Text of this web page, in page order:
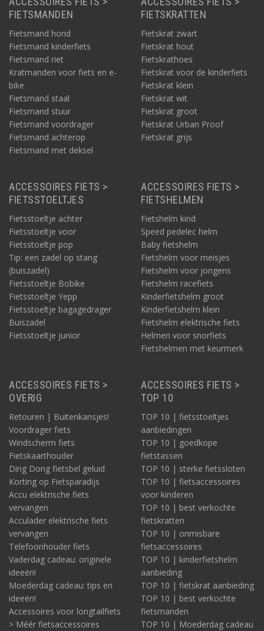
FIETSMANDEN
Fietsmand hond
Fietsmand kinderfiets
Fietsmand riet
Kratmanden voor fiets en e-
bike
Fietsmand staal
Fietsmand stuur
Fietsmand voordrager
Fietsmand achterop
Fietsmand met deksel
FIETSKRATTEN
Fietskrat zwart
Fietskrat hout
Fietskrathoes
Fietskrat voor de kinderfiets
Fietskrat klein
Fietskrat wit
Fietskrat groot
Fietskrat Urban Proof
Fietskrat grijs
ACCESSOIRES FIETS >
FIETSSTOELTJES
Fietsstoeltje achter
Fietsstoeltje voor
Fietsstoeltje pop
Tip: een zadel op stang
(buiszadel)
Fietsstoeltje Bobike
Fietsstoeltje Yepp
Fietsstoeltje bagagedrager
Buiszadel
Fietsstoeltje junior
ACCESSOIRES FIETS >
FIETSHELMEN
Fietshelm kind
Speed pedelec helm
Baby fietshelm
Fietshelm voor meisjes
Fietshelm voor jongens
Fietshelm racefiets
Kinderfietshelm groot
Kinderfietshelm klein
Fietshelm elektrische fiets
Helmen voor snorfiets
Fietshelmen met keurmerk
ACCESSOIRES FIETS >
OVERIG
Retouren | Buitenkansjes!
Voordrager fiets
Windscherm fiets
Fietskaarthouder
Ding Dong fietsbel geluid
Korting op Fietsparadijs
Accu elektrische fiets
vervangen
Acculader elektrische fiets
vervangen
Telefoonhouder fiets
Vaderdag cadeau: originele
ideeën!
Moederdag cadeau: tips en
ideeën!
Accessoires voor longtailfiets
> Méér fietsaccessoires
ACCESSOIRES FIETS >
TOP 10
TOP 10 | fietsstoeltjes
aanbiedingen
TOP 10 | goedkope
fietstassen
TOP 10 | sterke fietssloten
TOP 10 | fietsaccessoires
voor kinderen
TOP 10 | best verkochte
fietskratten
TOP 10 | onmisbare
fietsaccessoires
TOP 10 | kinderfietshelm
aanbieding
TOP 10 | fietskrat aanbieding
TOP 10 | best verkochte
fietsmanden
TOP 10 | Moederdag cadeau